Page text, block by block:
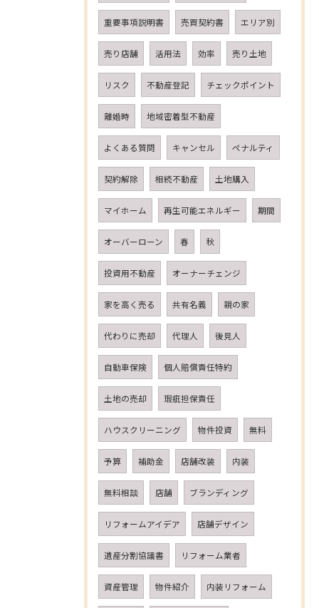
重要事項説明書 売買契約書 エリア別
売り店舗 活用法 効率 売り土地
リスク 不動産登記 チェックポイント
離婚時 地域密着型不動産
よくある質問 キャンセル ペナルティ
契約解除 相続不動産 土地購入
マイホーム 再生可能エネルギー 期間
オーバーローン 春 秋
投資用不動産 オーナーチェンジ
家を高く売る 共有名義 親の家
代わりに売却 代理人 後見人
自動車保険 個人賠償責任特約
土地の売却 瑕疵担保責任
ハウスクリーニング 物件投資 無料
予算 補助金 店舗改装 内装
無料相談 店舗 ブランディング
リフォームアイデア 店舗デザイン
遺産分割協議書 リフォーム業者
資産管理 物件紹介 内装リフォーム